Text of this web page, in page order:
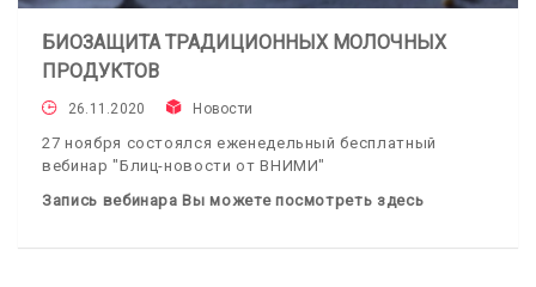
БИОЗАЩИТА ТРАДИЦИОННЫХ МОЛОЧНЫХ
ПРОДУКТОВ
26.11.2020 Новости
27 ноября состоялся еженедельный бесплатный
вебинар "Блиц-новости от ВНИМИ"
Запись вебинара Вы можете посмотреть здесь